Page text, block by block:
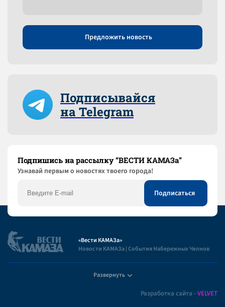
Предложить новость
Подписывайся
на Telegram
Подпишись на рассылку “ВЕСТИ КАМАЗа”
Узнaвай первым о новостях твоего города!
«Вести КАМАЗа»
Новости КАМАЗа | События Набережных Челнов
Развернуть
Разработка сайта -VELVET